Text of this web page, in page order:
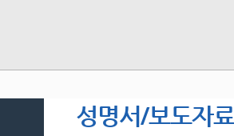
성명서/보도자료